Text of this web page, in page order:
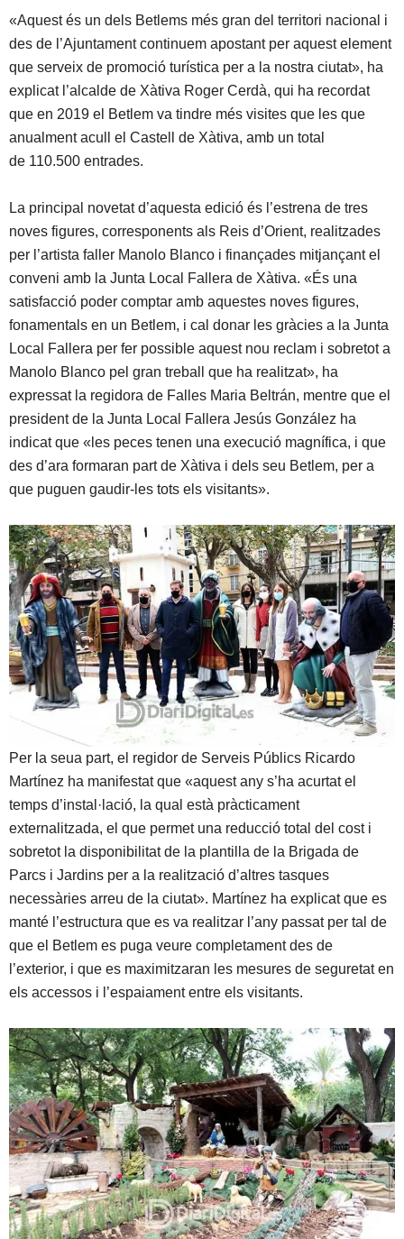
«Aquest és un dels Betlems més gran del territori nacional i
des de l’Ajuntament continuem apostant per aquest element
que serveix de promoció turística per a la nostra ciutat», ha
explicat l’alcalde de Xàtiva Roger Cerdà, qui ha recordat
que en 2019 el Betlem va tindre més visites que les que
anualment acull el Castell de Xàtiva, amb un total
de 110.500 entrades.
La principal novetat d’aquesta edició és l’estrena de tres
noves figures, corresponents als Reis d’Orient, realitzades
per l’artista faller Manolo Blanco i finançades mitjançant el
conveni amb la Junta Local Fallera de Xàtiva. «És una
satisfacció poder comptar amb aquestes noves figures,
fonamentals en un Betlem, i cal donar les gràcies a la Junta
Local Fallera per fer possible aquest nou reclam i sobretot a
Manolo Blanco pel gran treball que ha realitzat», ha
expressat la regidora de Falles Maria Beltrán, mentre que el
president de la Junta Local Fallera Jesús González ha
indicat que «les peces tenen una execució magnífica, i que
des d’ara formaran part de Xàtiva i dels seu Betlem, per a
que puguen gaudir-les tots els visitants».
Per la seua part, el regidor de Serveis Públics Ricardo
Martínez ha manifestat que «aquest any s’ha acurtat el
temps d’instal·lació, la qual està pràcticament
externalitzada, el que permet una reducció total del cost i
sobretot la disponibilitat de la plantilla de la Brigada de
Parcs i Jardins per a la realització d’altres tasques
necessàries arreu de la ciutat». Martínez ha explicat que es
manté l’estructura que es va realitzar l’any passat per tal de
que el Betlem es puga veure completament des de
l’exterior, i que es maximitzaran les mesures de seguretat en
els accessos i l’espaiament entre els visitants.